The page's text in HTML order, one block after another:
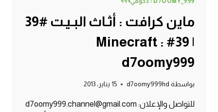
ماين كرافت : أثـاث البـيـت #39
| 39# Minecraft :
d7oomy999
بواسطة d7oomy999hd 15 يناير، 2013
للتواصل والإعلان: d7oomy999.channel@gmail.com